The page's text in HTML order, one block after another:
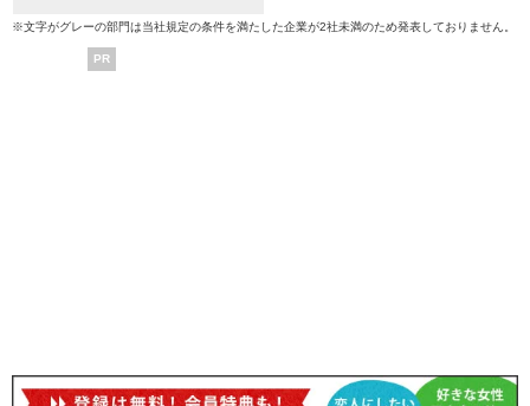
※文字がグレーの部門は当社規定の条件を満たした企業が2社未満のため発表しておりません。
PR